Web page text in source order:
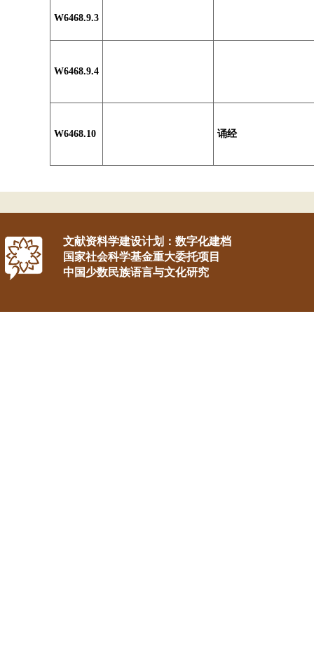
W6468.9.3
W6468.9.4
W6468.10 诵经
文献资料学建设计划：数字化建档
国家社会科学基金重大委托项目
中国少数民族语言与文化研究